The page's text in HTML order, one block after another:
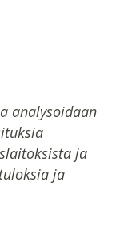
analysoidaan
ja
ja